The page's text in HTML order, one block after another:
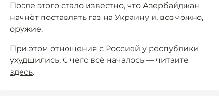
После этого стало известно, что Азербайджан
начнёт поставлять газ на Украину и, возможно,
оружие.
При этом отношения с Россией у республики
ухудшились. С чего всё началось — читайте
здесь.